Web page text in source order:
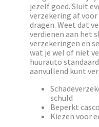
jezelf goed. Sluit
verzekering af
dragen. Weet dat
verdienen aan het
verzekeringen en
wat je wel of niet
huurauto
aanvullend kunt
schuld
Beperkt
Kiezen voor